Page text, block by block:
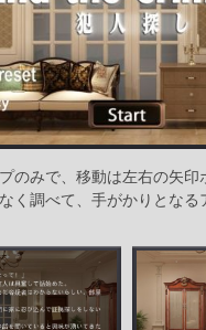
のみで、移動は左右の矢印
く調べて、手がかりとなる